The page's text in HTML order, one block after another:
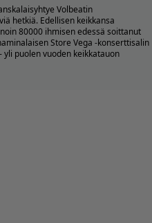
Volbeatin
hetkiä. Edellisen keikkansa
80000 ihmisen edessä soittanut
Store Vega -konserttisalin
yli puolen vuoden keikkatauon